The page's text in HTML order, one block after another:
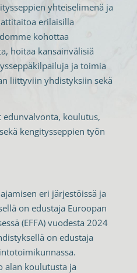
yhteiselimenä ja
erilaisilla
kohottaa
hoitaa kansainvälisiä
ja toimia
liittyviin yhdistyksiin sekä
koulutus,
kengitysseppien työn
eri järjestöissä ja
on edustaja Euroopan
(EFFA) vuodesta 2024
on edustaja
alan koulutusta ja